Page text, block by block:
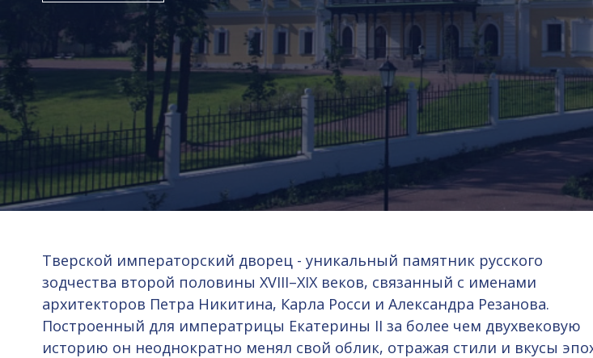
Тверской императорский дворец - уникальный памятник русского
зодчества второй половины XVIII–XIX веков, связанный с именами
архитекторов Петра Никитина, Карла Росси и Александра Резанова.
Построенный для императрицы Екатерины II за более чем двухвековую
историю он неоднократно менял свой облик, отражая стили и вкусы